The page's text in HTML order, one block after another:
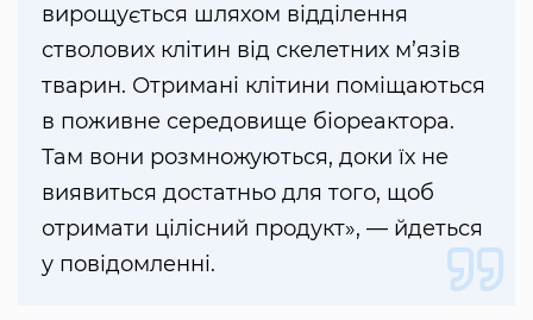
вирощується шляхом відділення
стволових клітин від скелетних м’язів
тварин. Отримані клітини поміщаються
в поживне середовище біореактора.
Там вони розмножуються, доки їх не
виявиться достатньо для того, щоб
отримати цілісний продукт», — йдеться
у повідомленні.